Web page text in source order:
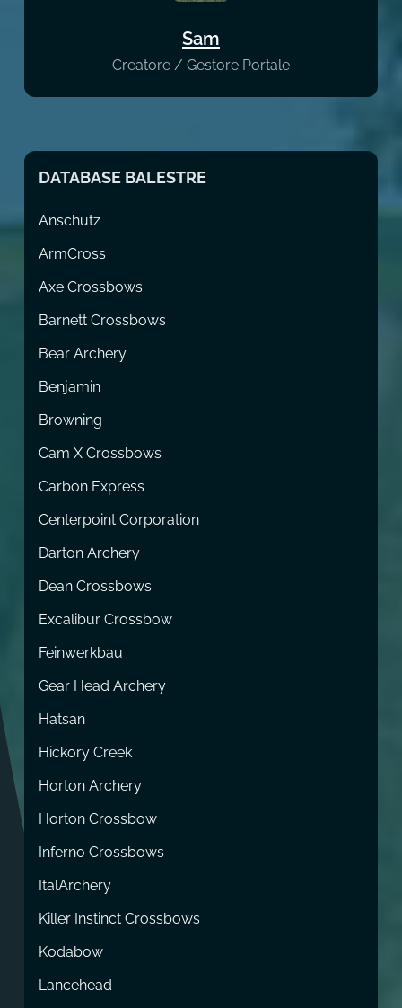
Sam
Creatore / Gestore Portale
DATABASE BALESTRE
Anschutz
ArmCross
Axe Crossbows
Barnett Crossbows
Bear Archery
Benjamin
Browning
Cam X Crossbows
Carbon Express
Centerpoint Corporation
Darton Archery
Dean Crossbows
Excalibur Crossbow
Feinwerkbau
Gear Head Archery
Hatsan
Hickory Creek
Horton Archery
Horton Crossbow
Inferno Crossbows
ItalArchery
Killer Instinct Crossbows
Kodabow
Lancehead